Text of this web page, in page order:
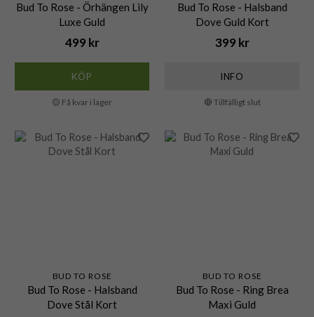
Bud To Rose - Örhängen Lily
Luxe Guld
499 kr
KÖP
🟡 Få kvar i lager
Bud To Rose - Halsband
Dove Guld Kort
399 kr
INFO
🔴 Tillfälligt slut
BUD TO ROSE
Bud To Rose - Halsband
Dove Stål Kort
BUD TO ROSE
Bud To Rose - Ring Brea
Maxi Guld